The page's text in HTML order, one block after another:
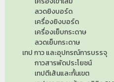
ลวดยิงบอร์ด
เครื่องยิงบอร์ด
เครื่องเย็บกระดาษ
ลวดเย็บกระดาษ
เทป กาว และอุปกรณ์การบรรจุ
กาวสารพัดประโยชน์
เทปตีเส้นและกั้นเขต